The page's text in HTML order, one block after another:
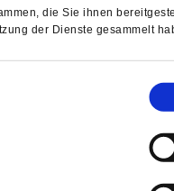
die Sie ihnen
der Dienste gesammelt